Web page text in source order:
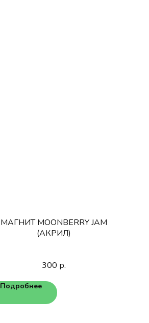
МАГНИТ MOONBERRY JAM
(АКРИЛ)
300 р.
Подробнее